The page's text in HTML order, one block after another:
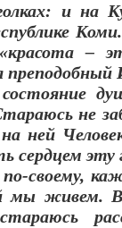
и на
–
не
на ней
сердцем эту
своему,
мы живем.